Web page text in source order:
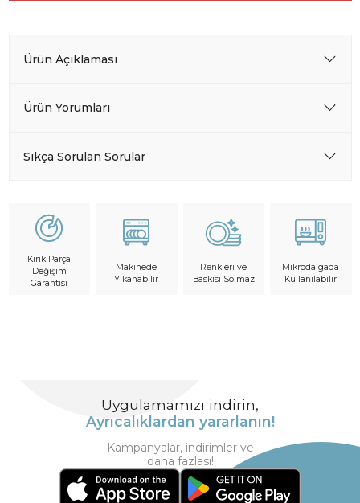
Ürün Açıklaması
Ürün Yorumları
Sıkça Sorulan Sorular
Kırık Parça
Değişim
Garantisi
Makinede
Yıkanabilir
Renkleri ve
Baskısı Solmaz
Mikrodalgada
Kullanılabilir
Uygulamamızı indirin,
Ayrıcalıklardan yararlanın!
Kampanyalar, indirimler ve
daha fazlası!